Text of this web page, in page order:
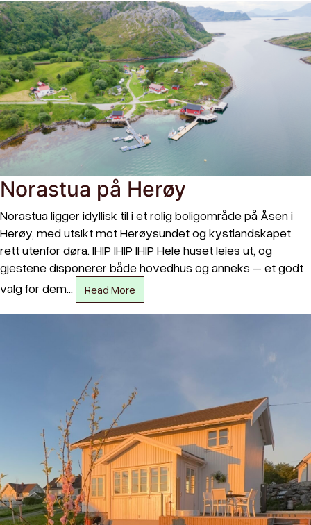
Norastua på Herøy
Norastua ligger idyllisk til i et rolig boligområde på Åsen i
Herøy, med utsikt mot Herøysundet og kystlandskapet
rett utenfor døra. IHIP IHIP IHIP Hele huset leies ut, og
gjestene disponerer både hovedhus og anneks – et godt
valg for dem…
Read More